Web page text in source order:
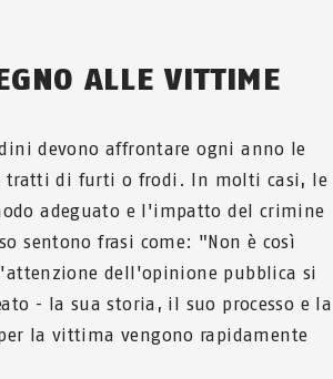
ALLE VITTIME
devono affrontare ogni anno le
tratti di furti o frodi. In molti casi, le
adeguato e l'impatto del crimine
sentono frasi come: "Non è così
dell'opinione pubblica si
- la sua storia, il suo processo e la
la vittima vengono rapidamente